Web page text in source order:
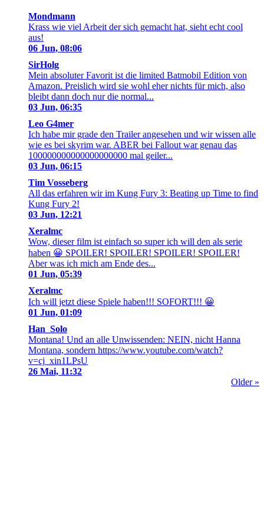
Mondmann
Krass wie viel Arbeit der sich gemacht hat, sieht echt cool
aus!
06 Jun, 08:06
SirHolg
Mein absoluter Favorit ist die limited Batmobil Edition von
Amazon. Preislich wird sie wohl eher nichts für mich, also
bleibt dann doch nur die normal...
03 Jun, 06:35
Leo G4mer
Ich habe mir grade den Trailer angesehen und wir wissen alle
wie es bei skyrim war. ABER bei Fallout war genau das
100000000000000000000 mal geiler...
03 Jun, 06:15
Tim Vosseberg
All das erfahren wir im Kung Fury 3: Beating up Time to find
Kung Fury 2!
03 Jun, 12:21
Xeralmc
Wow, dieser film ist einfach so super ich will den als serie
haben 😀 SPOILER! SPOILER! SPOILER! SPOILER!
Aber was ich mich am Ende des...
01 Jun, 05:39
Xeralmc
Ich will jetzt diese Spiele haben!!! SOFORT!!! 😀
01 Jun, 01:09
Han_Solo
Montana! Und an alle Unwissenden: NEIN, nicht Hanna
Montana, sondern https://www.youtube.com/watch?
v=cj_xin1LPsU
26 Mai, 11:32
Older »